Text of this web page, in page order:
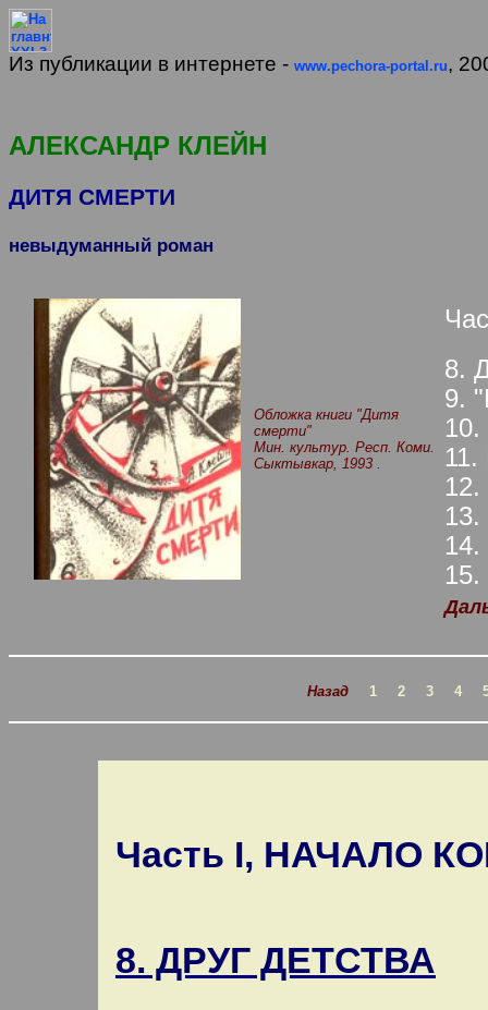
Из публикации в интернете - www.pechora-portal.ru,
АЛЕКСАНДР КЛЕЙН
ДИТЯ СМЕРТИ
невыдуманный роман
Обложка книги "Дитя
смерти"
Мин. культур. Респ. Коми.
Сыктывкар, 1993 .
8.
9.
11.
14.
15.
Назад 1 2 3 4
Часть I, НАЧАЛО
8. ДРУГ ДЕТСТВА